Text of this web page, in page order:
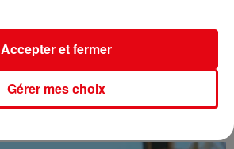
Gérer mes choix
Accepter et fermer